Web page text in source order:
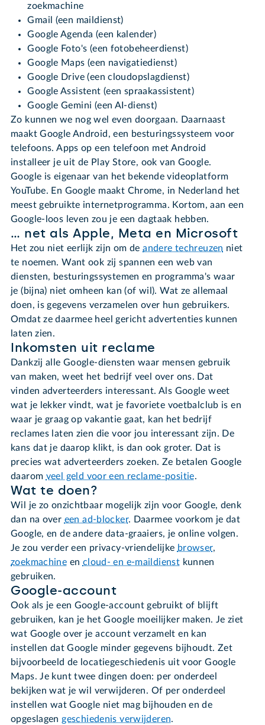
zoekmachine
Gmail (een maildienst)
Google Agenda (een kalender)
Google Foto's (een fotobeheerdienst)
Google Maps (een navigatiedienst)
Google Drive (een cloudopslagdienst)
Google Assistent (een spraakassistent)
Google Gemini (een AI-dienst)
Zo kunnen we nog wel even doorgaan. Daarnaast
maakt Google Android, een besturingssysteem voor
telefoons. Apps op een telefoon met Android
installeer je uit de Play Store, ook van Google.
Google is eigenaar van het bekende videoplatform
YouTube. En Google maakt Chrome, in Nederland het
meest gebruikte internetprogramma. Kortom, aan een
Google-loos leven zou je een dagtaak hebben.
… net als Apple, Meta en Microsoft
Het zou niet eerlijk zijn om deandere techreuzen niet
te noemen. Want ook zij spannen een web van
diensten, besturingssystemen en programma's waar
je (bijna) niet omheen kan (of wil). Wat ze allemaal
doen, is gegevens verzamelen over hun gebruikers.
Omdat ze daarmee heel gericht advertenties kunnen
laten zien.
Inkomsten uit reclame
Dankzij alle Google-diensten waar mensen gebruik
van maken, weet het bedrijf veel over ons. Dat
vinden adverteerders interessant. Als Google weet
wat je lekker vindt, wat je favoriete voetbalclub is en
waar je graag op vakantie gaat, kan het bedrijf
reclames laten zien die voor jou interessant zijn. De
kans dat je daarop klikt, is dan ook groter. Dat is
precies wat adverteerders zoeken. Ze betalen Google
daarom veel geld voor een reclame-positie.
Wat te doen?
Wil je zo onzichtbaar mogelijk zijn voor Google, denk
dan na over een ad-blocker. Daarmee voorkom je dat
Google, en de andere data-graaiers, je online volgen.
Je zou verder een privacy-vriendelijke browser,
zoekmachine en cloud- en e-maildienst kunnen
gebruiken.
Google-account
Ook als je een Google-account gebruikt of blijft
gebruiken, kan je het Google moeilijker maken. Je ziet
wat Google over je account verzamelt en kan
instellen dat Google minder gegevens bijhoudt. Zet
bijvoorbeeld de locatiegeschiedenis uit voor Google
Maps. Je kunt twee dingen doen: per onderdeel
bekijken wat je wil verwijderen. Of per onderdeel
instellen wat Google niet mag bijhouden en de
opgeslagen geschiedenis verwijderen.